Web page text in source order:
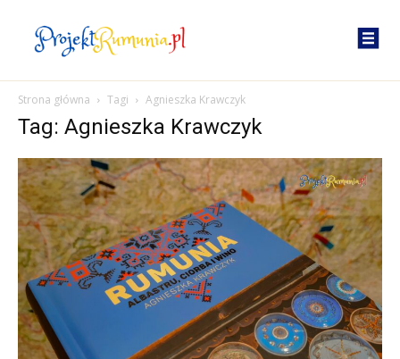
Strona główna Tagi Agnieszka Krawczyk
Tag: Agnieszka Krawczyk